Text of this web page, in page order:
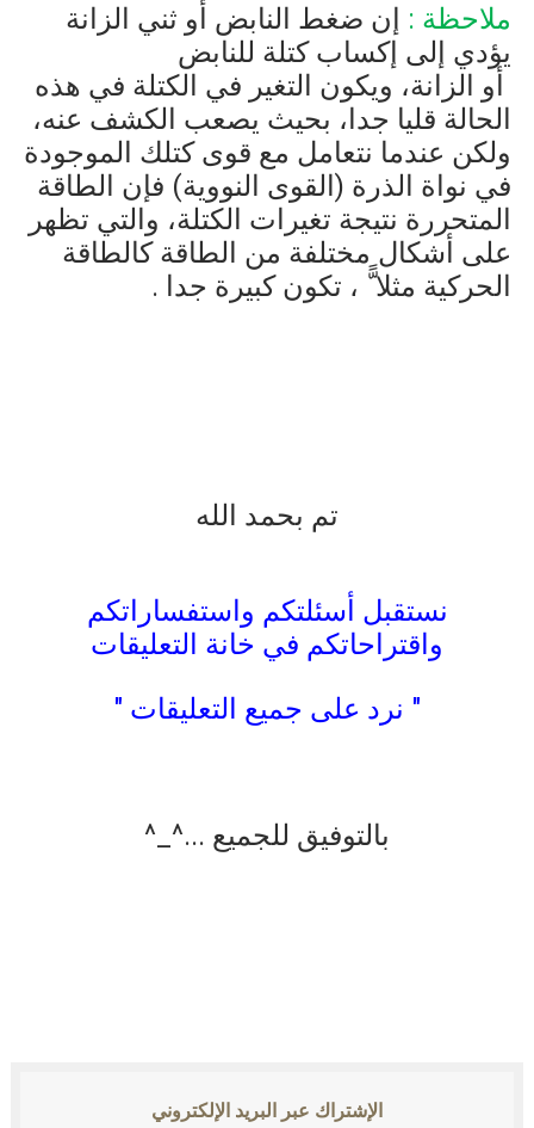
ملاحظة : إن ضغط النابض أو ثني الزانة
يؤدي إلى إكساب كتلة للنابض
أو الزانة، ويكون التغير في الكتلة في هذه
الحالة قليا جدا، بحيث يصعب الكشف عنه،
ولكن عندما نتعامل مع قوى كتلك الموجودة
في نواة الذرة (القوى النووية) فإن الطاقة
المتحررة نتيجة تغيرات الكتلة، والتي تظهر
على أشكال مختلفة من الطاقة كالطاقة
الحركية مثلا ًّ ، تكون كبيرة جدا .
تم بحمد الله
نستقبل أسئلتكم واستفساراتكم
واقتراحاتكم في خانة التعليقات
" نرد على جميع التعليقات "
بالتوفيق للجميع ...^_^
الإشتراك عبر البريد الإلكتروني